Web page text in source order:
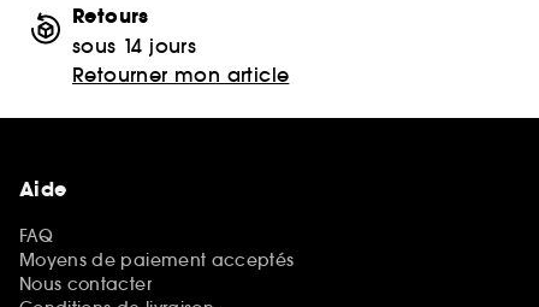
Retours
sous 14 jours
Retourner mon article
Aide
FAQ
Moyens de paiement acceptés
Nous contacter